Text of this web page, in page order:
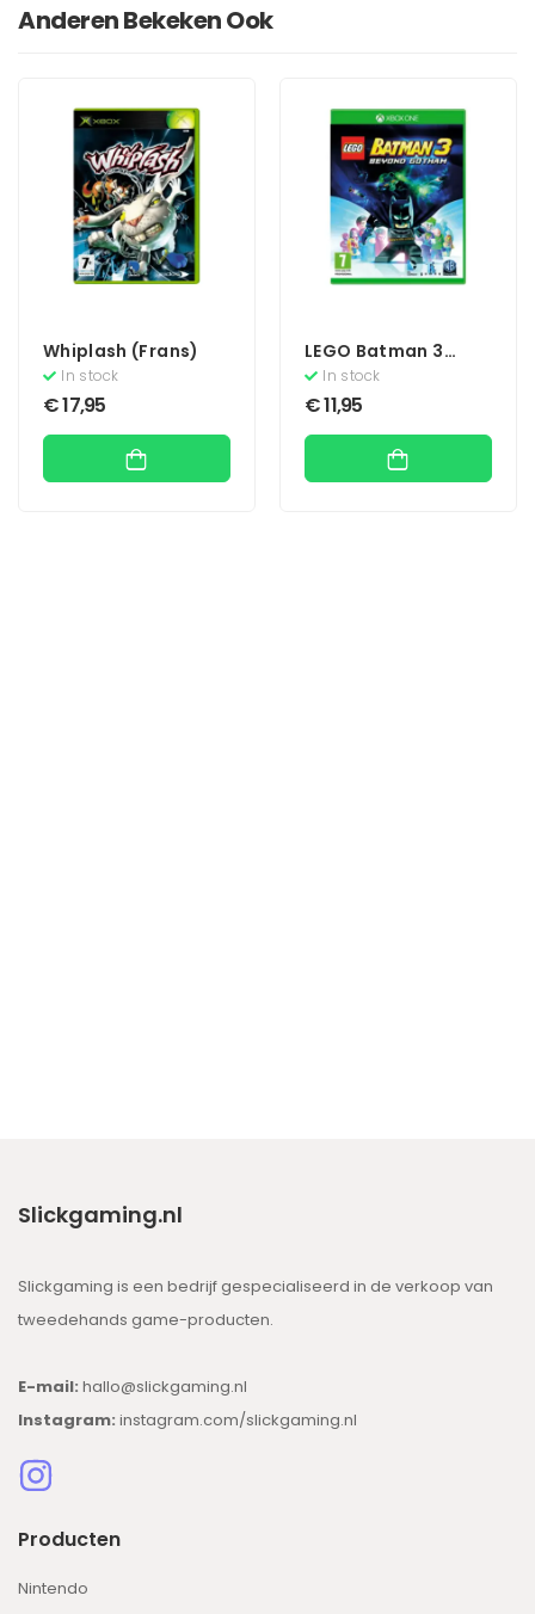
Anderen Bekeken Ook
Whiplash (Frans)
In stock
€17,95
LEGO Batman 3
Beyond Gotham
In stock
€11,95
Slickgaming.nl
Slickgaming is een bedrijf gespecialiseerd in de verkoop van
tweedehands game-producten.
E-mail: hallo@slickgaming.nl
Instagram: instagram.com/slickgaming.nl
Producten
Nintendo